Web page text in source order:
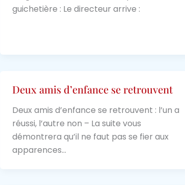
guichetière : Le directeur arrive :
Deux amis d’enfance se retrouvent
Deux amis d’enfance se retrouvent : l’un a
réussi, l’autre non – La suite vous
démontrera qu’il ne faut pas se fier aux
apparences…